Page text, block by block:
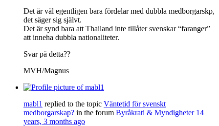
Det är väl egentligen bara fördelar med dubbla medborgarskp,
det säger sig självt.
Det är synd bara att Thailand inte tillåter svenskar “faranger”
att inneha dubbla nationaliteter.
Svar på detta??
MVH/Magnus
mabl1 replied to the topic Väntetid för svenskt
medborgarskap? in the forum Byråkrati & Myndigheter 14
years, 3 months ago